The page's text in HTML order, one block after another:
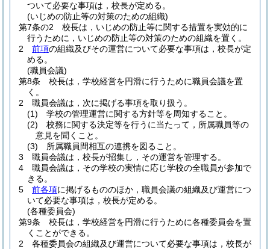
ついて必要な事項は，校長が定める。
(いじめの防止等の対策のための組織)
第7条の2
校長は，いじめの防止等に関する措置を実効的に
行うために，いじめの防止等の対策のための組織を置く。
2
前項の組織及びその運営について必要な事項は，校長が定
める。
(職員会議)
第8条
校長は，学校経営を円滑に行うために職員会議を置
く。
2
職員会議は，次に掲げる事項を取り扱う。
(1)
学校の管理運営に関する方針等を周知すること。
(2)
校務に関する決定等を行うに当たって，所属職員等の
意見を聞くこと。
(3)
所属職員間相互の連携を図ること。
3
職員会議は，校長が招集し，その運営を管理する。
4
職員会議は，その学校の実情に応じ学校の全職員が参加で
きる。
5
前各項に掲げるもののほか，職員会議の組織及び運営につ
いて必要な事項は，校長が定める。
(各種委員会)
第9条
校長は，学校経営を円滑に行うために各種委員会を置
くことができる。
2
各種委員会の組織及び運営について必要な事項は，校長が